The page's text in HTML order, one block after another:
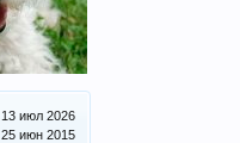
13 июл 2026
25 июн 2015